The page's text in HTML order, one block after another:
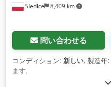
Siedlce 8,409 km
問い合わせる
コンディション: 新しい, 製造年:
ます,